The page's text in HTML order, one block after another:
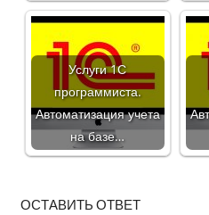
Услуги 1С
программиста.
Автоматизация учета
на базе…
ОСТАВИТЬ ОТВЕТ